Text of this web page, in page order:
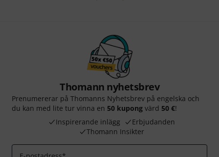
Thomann nyhetsbrev
Prenumererar på Thomanns Nyhetsbrev på engelska och
du kan med lite tur vinna en 50 kupong värd 50 €!
Inspirerande inlägg
Erbjudanden
Thomann Insikter